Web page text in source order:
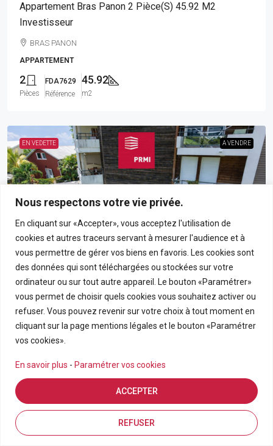
Nous respectons votre vie privée.
En cliquant sur «Accepter», vous acceptez l'utilisation de
cookies et autres traceurs servant à mesurer l'audience et à
vous permettre de gérer vos biens en favoris. Les cookies sont
des données qui sont téléchargées ou stockées sur votre
ordinateur ou sur tout autre appareil. Le bouton «Paramétrer»
vous permet de choisir quels cookies vous souhaitez activer ou
refuser. Vous pouvez revenir sur votre choix à tout moment en
cliquant sur la page mentions légales et le bouton «Paramétrer
vos cookies».
En savoir plus - Paramétrer vos cookies
REFUSER
ACCEPTER
Estimation en ligne
Appartement Bras Panon 2 Pièce(s) 45.92 M2
Investisseur
BRAS PANON
APPARTEMENT
2
Pièces
FDA7629
Référence
45.92
m2
EN VEDETTE A VENDRE
190 000€
Appartement T3 En Rez-De-Chaussée Avec Grand
BRAS PANON
3 69.21